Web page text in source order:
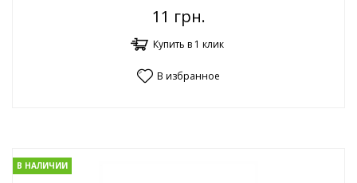
11 грн.
Купить в 1 клик
В избранное
В НАЛИЧИИ